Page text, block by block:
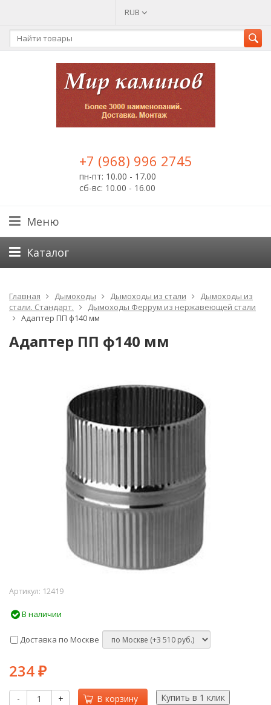
RUB
+7 (968) 996 2745
пн-пт: 10.00 - 17.00
сб-вс: 10.00 - 16.00
Меню
Каталог
Главная Дымоходы Дымоходы из стали
Дымоходы из
стали. Стандарт.
Дымоходы Феррум из нержавеющей стали
Адаптер ПП ф140 мм
Адаптер ПП ф140 мм
Артикул: 12419
В наличии
Доставка по Москве
234 ₽
- + В корзину